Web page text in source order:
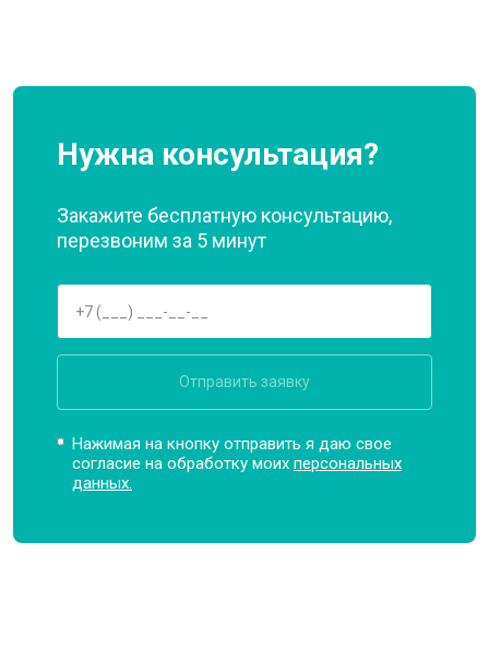
Нужна консультация?
Закажите бесплатную консультацию,
перезвоним за 5 минут
Отправить заявку
Нажимая на кнопку отправить я даю свое
согласие на обработку моихперсональных
данных.